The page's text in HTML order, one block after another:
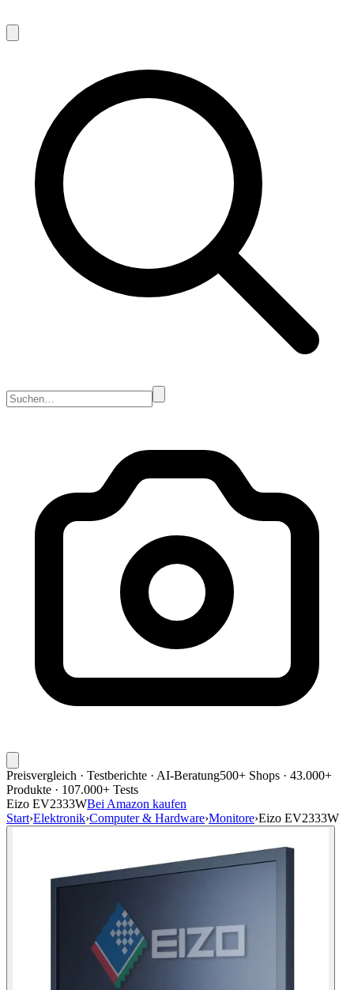
Preisvergleich · Testberichte · AI-Beratung500+ Shops · 43.000+
Produkte · 107.000+ Tests
Eizo EV2333WBei Amazon kaufen
Start›Elektronik›Computer & Hardware›Monitore›Eizo EV2333W